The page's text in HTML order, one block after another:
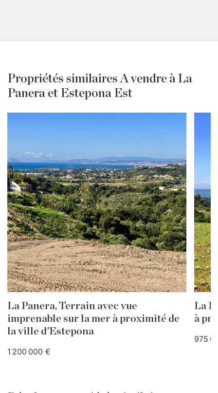
Propriétés similaires A vendre à La
Panera et Estepona Est
La Panera, Terrain avec vue
imprenable sur la mer à proximité de
la ville d'Estepona
1 200 000 €
La
à
975